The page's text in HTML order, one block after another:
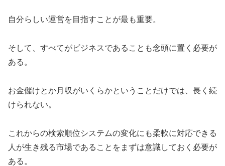
自分らしい運営を目指すことが最も重要。
そして、すべてがビジネスであることも念頭に置く必要が
ある。
お金儲けとか月収がいくらかということだけでは、長く続
けられない。
これからの検索順位システムの変化にも柔軟に対応できる
人が生き残る市場であることをまずは意識しておく必要が
ある。